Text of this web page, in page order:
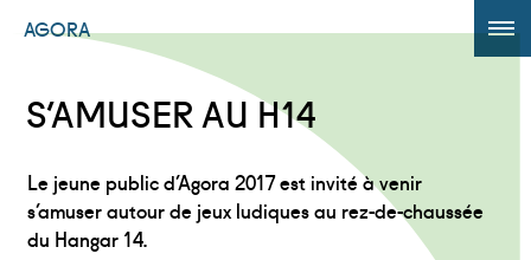
AGORA
AGORA +
Powered by Translate
S’AMUSER AU H14
Le jeune public d’Agora 2017 est invité à venir
s’amuser autour de jeux ludiques au rez-de-chaussée
du Hangar 14.